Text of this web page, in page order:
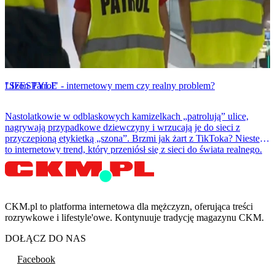
LIFESTYLE
"Szon Patrol" - internetowy mem czy realny problem?
Nastolatkowie w odblaskowych kamizelkach „patrolują” ulice,
nagrywają przypadkowe dziewczyny i wrzucają je do sieci z
przyczepioną etykietką „szona”. Brzmi jak żart z TikToka? Niestety
to internetowy trend, który przeniósł się z sieci do świata realnego.
CKM.pl to platforma internetowa dla mężczyzn, oferująca treści
rozrywkowe i lifestyle'owe. Kontynuuje tradycję magazynu CKM.
DOŁĄCZ DO NAS
Facebook